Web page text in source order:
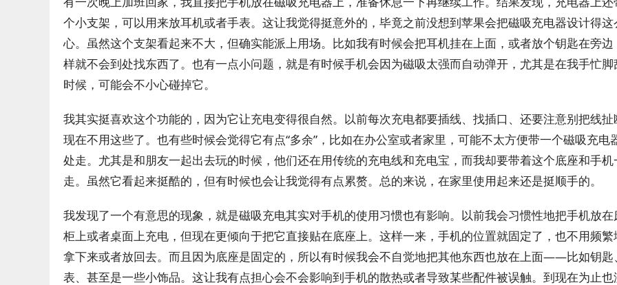
个小支架，可以用来放耳机或者手表。这让我觉得挺意外的，毕竟之前没想到苹果会把磁吸充电器设计得这
心。虽然这个支架看起来不大，但确实能派上用场。比如我有时候会把耳机挂在上面，或者放个钥匙在旁边
样就不会到处找东西了。也有一点小问题，就是有时候手机会因为磁吸太强而自动弹开，尤其是在我手忙脚
时候，可能会不小心碰掉它。
我其实挺喜欢这个功能的，因为它让充电变得很自然。以前每次充电都要插线、找插口、还要注意别把线扯
现在不用这些了。也有些时候会觉得它有点“多余”，比如在办公室或者家里，可能不太方便带一个磁吸充电
处走。尤其是和朋友一起出去玩的时候，他们还在用传统的充电线和充电宝，而我却要带着这个底座和手机
走。虽然它看起来挺酷的，但有时候也会让我觉得有点累赘。总的来说，在家里使用起来还是挺顺手的。
我发现了一个有意思的现象，就是磁吸充电其实对手机的使用习惯也有影响。以前我会习惯性地把手机放在
柜上或者桌面上充电，但现在更倾向于把它直接贴在底座上。这样一来，手机的位置就固定了，也不用频繁
拿下来或者放回去。而且因为底座是固定的，所以有时候我会不自觉地把其他东西也放在上面——比如钥匙
表、甚至是一些小饰品。这让我有点担心会不会影响到手机的散热或者导致某些配件被误触。到现在为止也